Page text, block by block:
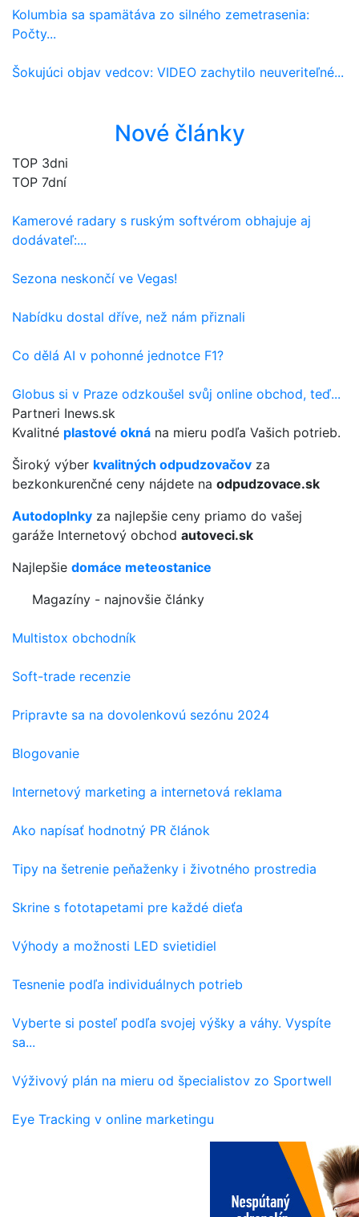
Kolumbia sa spamätáva zo silného zemetrasenia:
Počty...
Šokujúci objav vedcov: VIDEO zachytilo neuveriteľné...
Nové články
TOP 3dni
TOP 7dní
Kamerové radary s ruským softvérom obhajuje aj
dodávateľ:...
Sezona neskončí ve Vegas!
Nabídku dostal dříve, než nám přiznali
Co dělá AI v pohonné jednotce F1?
Globus si v Praze odzkoušel svůj online obchod, teď...
Partneri Inews.sk
Kvalitné plastové okná na mieru podľa Vašich potrieb.
Široký výber kvalitných odpudzovačov za
bezkonkurenčné ceny nájdete na odpudzovace.sk
Autodoplnky za najlepšie ceny priamo do vašej
garáže Internetový obchod autoveci.sk
Najlepšie domáce meteostanice
Magazíny - najnovšie články
Multistox obchodník
Soft-trade recenzie
Pripravte sa na dovolenkovú sezónu 2024
Blogovanie
Internetový marketing a internetová reklama
Ako napísať hodnotný PR článok
Tipy na šetrenie peňaženky i životného prostredia
Skrine s fototapetami pre každé dieťa
Výhody a možnosti LED svietidiel
Tesnenie podľa individuálnych potrieb
Vyberte si posteľ podľa svojej výšky a váhy. Vyspíte
sa...
Výživový plán na mieru od špecialistov zo Sportwell
Eye Tracking v online marketingu